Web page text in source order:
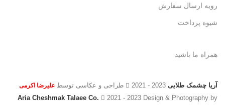
رویه ارسال سفارش
شیوه پرداخت
همراه ما باشید
آریا چشمک طلایی 2021 - 2023 طراحی و عکاسی توسط علیرضا اکرمی
Aria Cheshmak Talaee Co. 2021 - 2023 Design & Photography by